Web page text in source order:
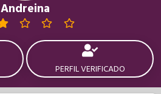
Andreina
PERFIL VERIFICADO